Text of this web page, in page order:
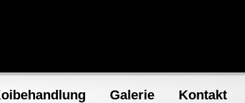
Galerie Kontakt